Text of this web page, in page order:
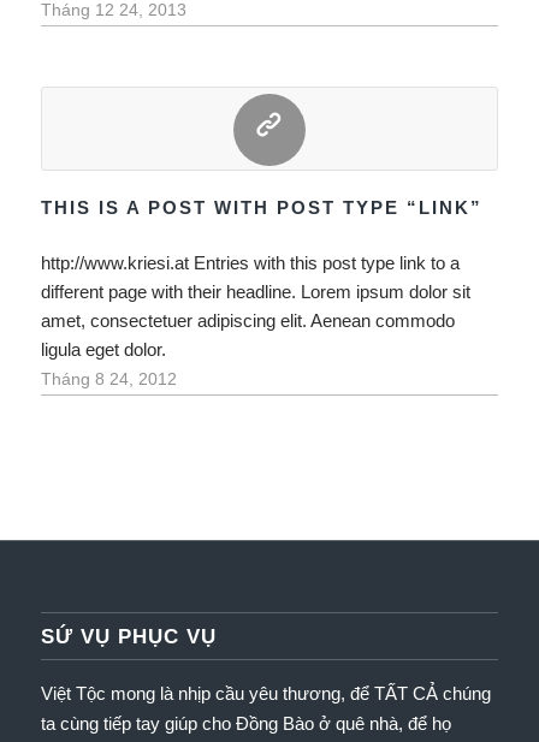
Tháng 12 24, 2013
/
THIS IS A POST WITH POST TYPE “LINK”
http://www.kriesi.at Entries with this post type link to a
different page with their headline. Lorem ipsum dolor sit
amet, consectetuer adipiscing elit. Aenean commodo
ligula eget dolor.
Tháng 8 24, 2012
/
SỨ VỤ PHỤC VỤ
Việt Tộc mong là nhịp cầu yêu thương, để TẤT CẢ chúng
ta cùng tiếp tay giúp cho Đồng Bào ở quê nhà, để họ